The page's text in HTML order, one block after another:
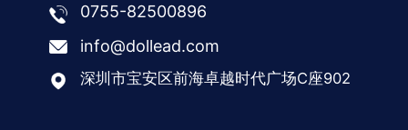
0755-82500896
info@dollead.com
深圳市宝安区前海卓越时代广场C座902